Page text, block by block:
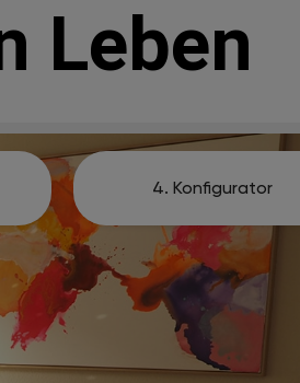
Leben
4. Konfigurator